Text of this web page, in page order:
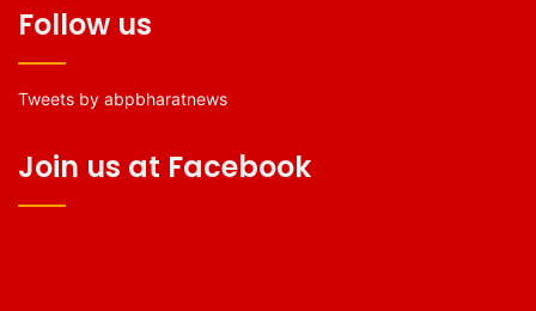
Follow us
Tweets by abpbharatnews
Join us at Facebook